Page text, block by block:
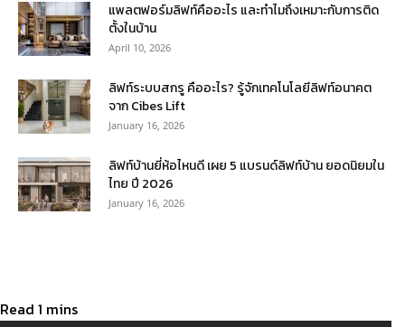
แพลตฟอร์มลิฟท์คืออะไร และทำไมถึงเหมาะกับการติด
ตั้งในบ้าน
April 10, 2026
ลิฟท์ระบบสกรู คืออะไร? รู้จักเทคโนโลยีลิฟท์อนาคต
จาก Cibes Lift
January 16, 2026
ลิฟท์บ้านยี่ห้อไหนดี เผย 5 แบรนด์ลิฟท์บ้าน ยอดนิยมใน
ไทย ปี 2026
January 16, 2026